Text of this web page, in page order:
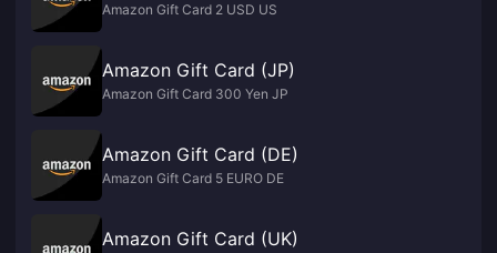
Amazon Gift Card 2 USD US
Amazon Gift Card (JP)
Amazon Gift Card 300 Yen JP
Amazon Gift Card (DE)
Amazon Gift Card 5 EURO DE
Amazon Gift Card (UK)